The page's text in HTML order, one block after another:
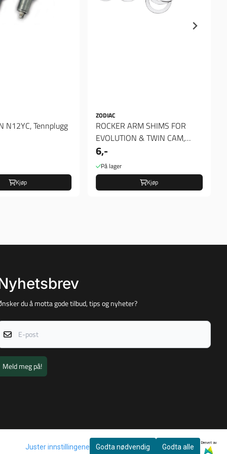
CHAMPION N12YC, Tennplugg
Kjøp
ZODIAC
ROCKER ARM SHIMS FOR
EVOLUTION & TWIN CAM,
Spacer 020"
6,-
På lager
Kjøp
du å motta gode tilbud, tips og nyheter?
Meld meg på!
Juster innstillingene Godta nødvendig Godta alle
Drevet av